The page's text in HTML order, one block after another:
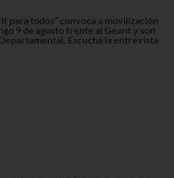
para todos” convoca a movilización
9 de agosto frente al Geant y son
Escuchá la entrevista